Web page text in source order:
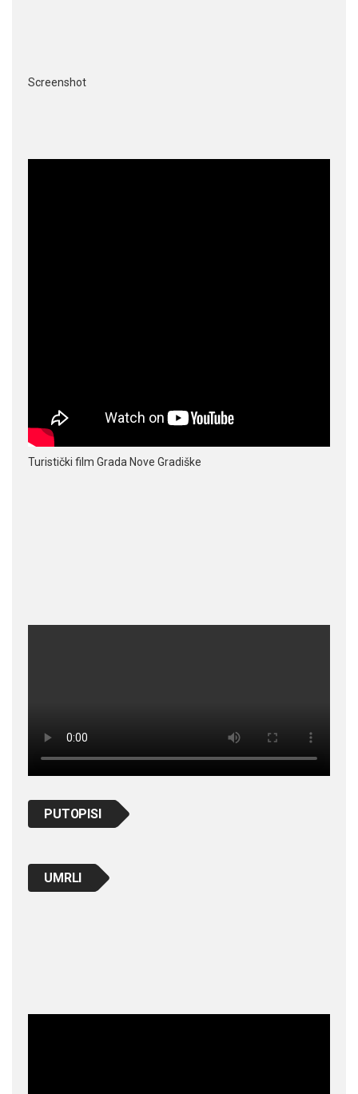
Screenshot
Turistički film Grada Nove Gradiške
PUTOPISI
UMRLI